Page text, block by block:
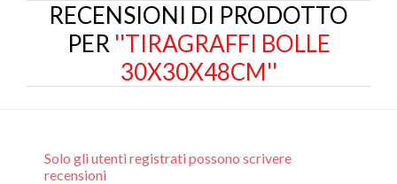
RECENSIONI DI PRODOTTO
PER TIRAGRAFFI BOLLE
30X30X48CM
Solo gli utenti registrati possono scrivere
recensioni